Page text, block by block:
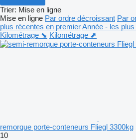
Trier: Mise en ligne
Mise en ligne Par ordre décroissant Par
plus récentes en premierAnnée - les
Kilométrage ⬊ Kilométrage ⬈
remorque porte-conteneurs Fliegl 3300kg
10